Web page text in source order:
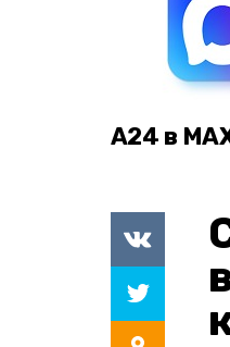
А24 в